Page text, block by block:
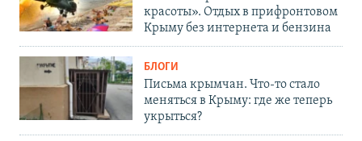
красоты». Отдых в прифронтовом
Крыму без интернета и бензина
БЛОГИ
Письма крымчан. Что-то стало
меняться в Крыму: где же теперь
укрыться?